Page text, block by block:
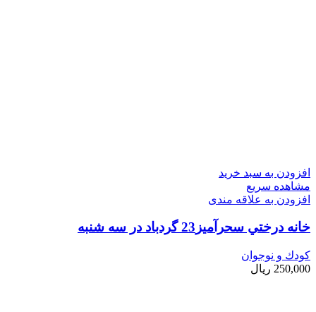
افزودن به سبد خرید
مشاهده سریع
افزودن به علاقه مندی
خانه درختي سحرآميز23 گردباد در سه شنبه
کودك و نوجوان
250,000 ریال